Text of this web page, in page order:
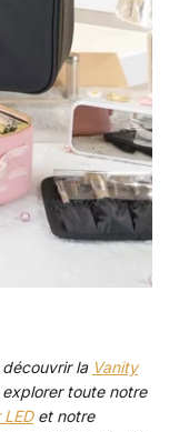
la Vanity
toute notre
et notre